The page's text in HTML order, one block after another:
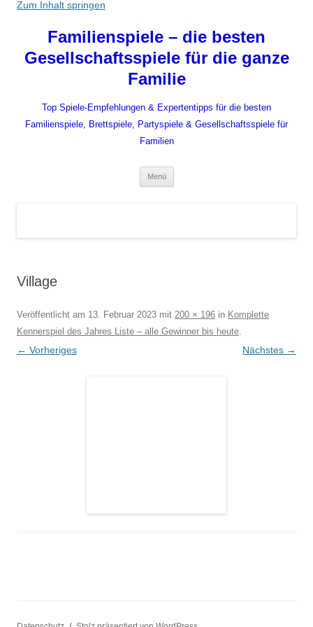
Zum Inhalt springen
Familienspiele – die besten
Gesellschaftsspiele für die ganze
Familie
Top Spiele-Empfehlungen & Expertentipps für die besten
Familienspiele, Brettspiele, Partyspiele & Gesellschaftsspiele für
Familien
Menü
Village
Veröffentlicht am 13. Februar 2023 mit 200 × 196 in Komplette
Kennerspiel des Jahres Liste – alle Gewinner bis heute.
← Vorheriges Nächstes →